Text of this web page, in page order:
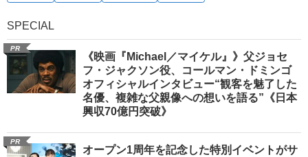
SPECIAL
PR
《映画『Michael／マイケル』》父ジョセ
フ・ジャクソン役、コールマン・ドミンゴ
オフィシャルインタビュー“観客を魅了した
名優、複雑な父親像への想いを語る”《日本
興収70億円突破》
PR
オープン1周年を記念した特別イベントがサ